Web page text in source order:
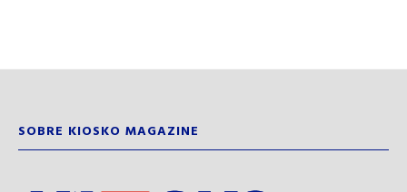
SOBRE KIOSKO MAGAZINE